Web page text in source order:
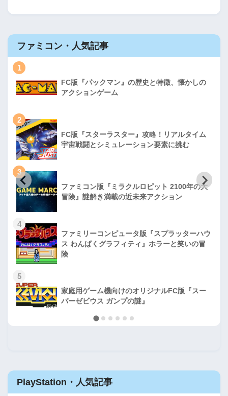
ファミコン・人気記事
1
FC版『パックマン』の歴史と特徴、懐かしの
アクションゲーム
2
FC版『スターラスター』攻略！リアルタイム
宇宙戦闘とシミュレーション要素に挑む
3
ファミコン版『ミラクルロピット 2100年の大
冒険』謎解き満載の近未来アクション
4
ファミリーコンピュータ版『スプラッターハウ
ス わんぱくグラフィティ』ホラーと笑いの冒
険
5
家庭用ゲーム機向けのオリジナルFC版『スー
パーゼビウス ガンプの謎』
PlayStation・人気記事